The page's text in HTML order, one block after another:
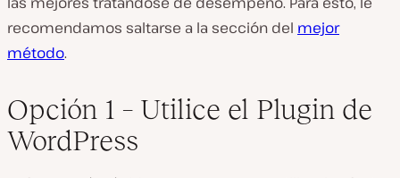
recomendamos saltarse a la sección del mejor
método.
Opción 1 – Utilice el Plugin de
WordPress